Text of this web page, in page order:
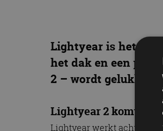
Lightyear is het
het dak en een
2 – wordt gelukkig
Lightyear 2 komt
Lightyear werkt achter de